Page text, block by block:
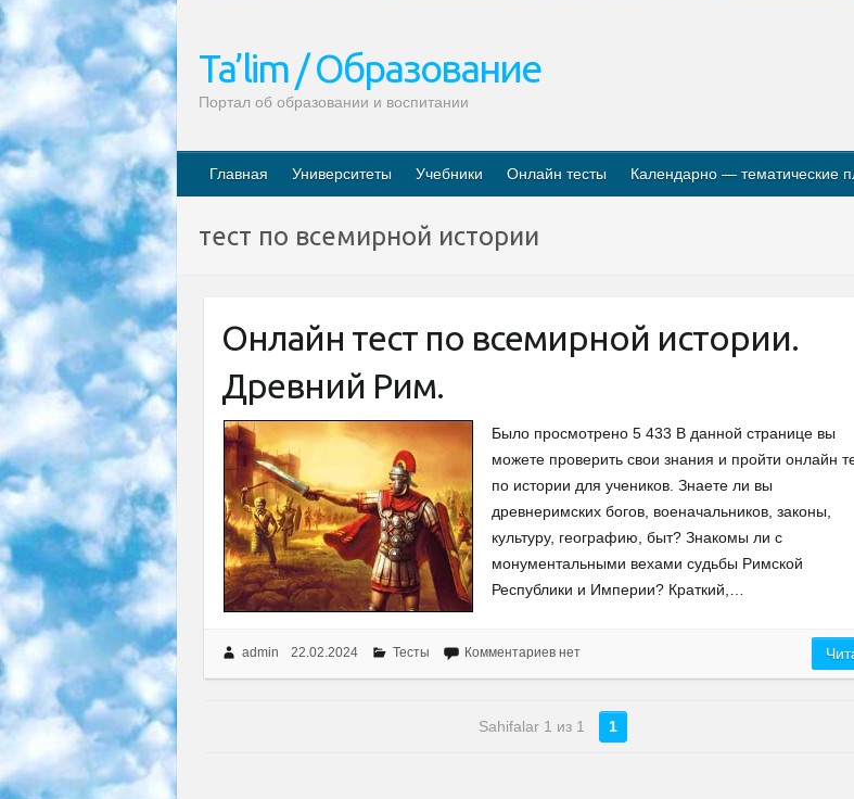
Ta’lim / Образование
Портал об образовании и воспитании
Главная Университеты Учебники Онлайн тесты Календарно — тематические
тест по всемирной истории
Онлайн тест по всемирной истории.
Древний Рим.
Было просмотрено 5 433 В данной странице вы
можете проверить свои знания и пройти онлайн
по истории для учеников. Знаете ли вы
древнеримских богов, военачальников, законы,
культуру, географию, быт? Знакомы ли с
монументальными вехами судьбы Римской
Республики и Империи? Краткий,…
admin 22.02.2024 Тесты Комментариев нет
Sahifalar 1 из 1 1